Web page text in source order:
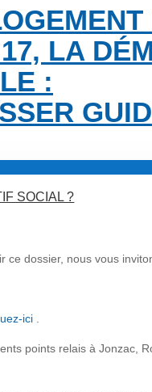
LA
:
SOCIAL ?
ce dossier, nous vous
ici
points relais à Jonzac,